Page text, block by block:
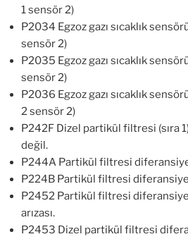
1 sensör 2)
P2034 Egzoz gazı sıcaklık
sensör 2)
P2035 Egzoz gazı sıcaklık
sensör 2)
P2036 Egzoz gazı sıcaklık
2 sensör 2)
P242F Dizel partikül filtresi (sıra
değil.
P244A Partikül filtresi
P224B Partikül filtresi
P2452 Partikül filtresi
arızası.
P2453 Dizel partikül filtresi